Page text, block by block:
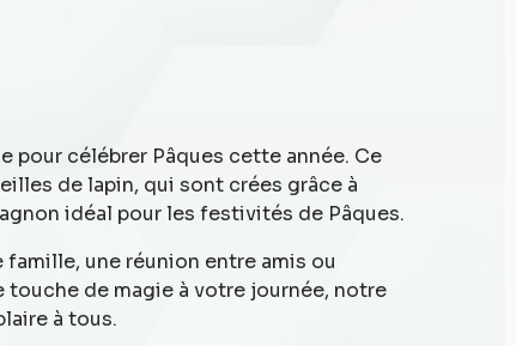
pour célébrer Pâques cette année. Ce
de lapin, qui sont crées grâce à
idéal pour les festivités de Pâques.
une réunion entre amis ou
de magie à votre journée, notre
à tous.